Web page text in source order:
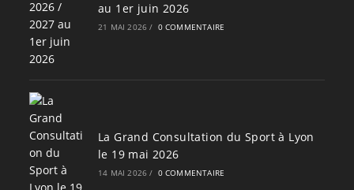
au 1er juin 2026
21 MAI 2026 / 0 COMMENTAIRE
La Grand Consultation du Sport à Lyon
le 19 mai 2026
14 MAI 2026 / 0 COMMENTAIRE